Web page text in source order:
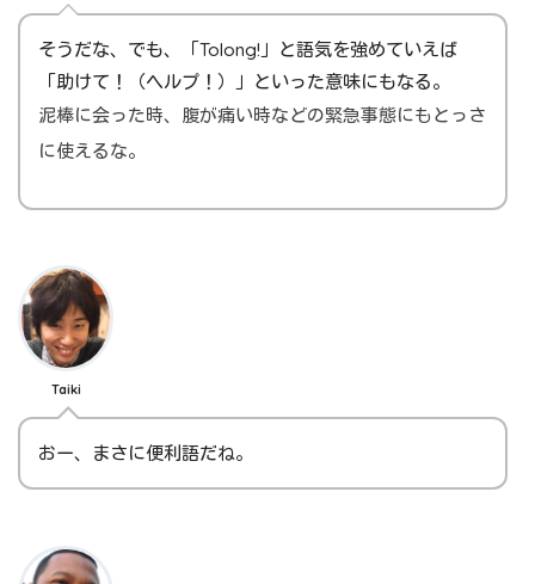
そうだな、でも、「Tolong!」と語気を強めていえば
「助けて！（ヘルプ！）」といった意味にもなる。
泥棒に会った時、腹が痛い時などの緊急事態にもとっさ
に使えるな。
Taiki
おー、まさに便利語だね。